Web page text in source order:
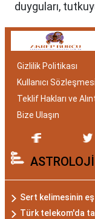
duyguları,
bakımından
belirlemede
Akrep
Gizemli
Akrep burcu,
tarihleri
dönemde
düşünce
özellikleri
Gizlilik Politikası
Kullanıcı Sözleşmesi
Teklif Hakları ve
Bize Ulaşın
Sert kelimesinin eş
Türk telekom'da